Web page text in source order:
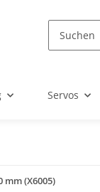
Servos
mm (X6005)